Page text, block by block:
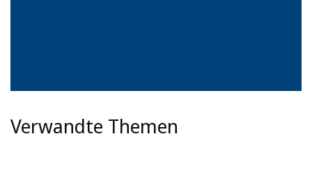
Verwandte Themen